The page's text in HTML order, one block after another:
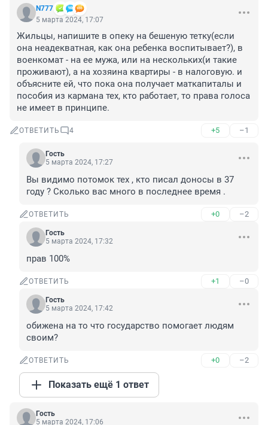
N777
5 марта 2024, 17:07
Жильцы, напишите в опеку на бешеную тетку(если
она неадекватная, как она ребенка воспитывает?), в
военкомат - на ее мужа, или на нескольких(и такие
проживают), а на хозяина квартиры - в налоговую. и
объясните ей, что пока она получает маткапиталы и
пособия из кармана тех, кто работает, то права голоса
не имеет в принципе.
ОТВЕТИТЬ 4 +5 –1
Гость
5 марта 2024, 17:27
Вы видимо потомок тех , кто писал доносы в 37
году ? Сколько вас много в последнее время .
ОТВЕТИТЬ +0 –2
Гость
5 марта 2024, 17:32
прав 100%
ОТВЕТИТЬ +1 –0
Гость
5 марта 2024, 17:42
обижена на то что государство помогает людям
своим?
ОТВЕТИТЬ +0 –2
Показать ещё 1 ответ
Гость
5 марта 2024, 17:06